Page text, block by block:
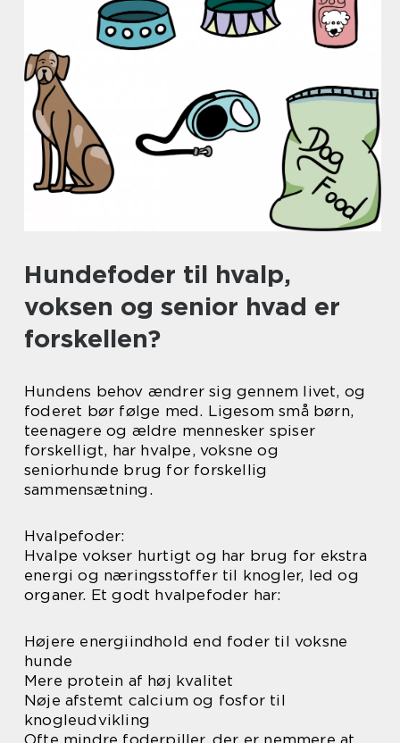
Hundefoder til hvalp,
voksen og senior hvad er
forskellen?
Hundens behov ændrer sig gennem livet, og
foderet bør følge med. Ligesom små børn,
teenagere og ældre mennesker spiser
forskelligt, har hvalpe, voksne og
seniorhunde brug for forskellig
sammensætning.
Hvalpefoder:
Hvalpe vokser hurtigt og har brug for ekstra
energi og næringsstoffer til knogler, led og
organer. Et godt hvalpefoder har:
Højere energiindhold end foder til voksne
hunde
Mere protein af høj kvalitet
Nøje afstemt calcium og fosfor til
knogleudvikling